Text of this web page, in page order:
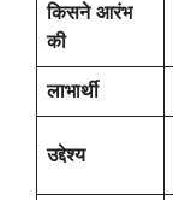
किसने आरंभ
की
लाभार्थी
उद्देश्य